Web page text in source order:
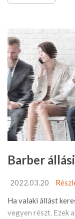
Barber
2022.03.20
Ha valaki állást
vegyen részt. Ezek